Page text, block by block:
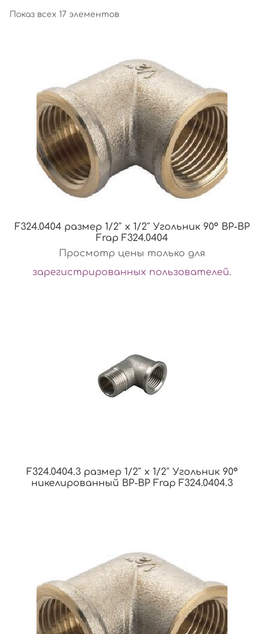
Показ всех 17 элементов
F324.0404 размер 1/2″ x 1/2″ Угольник 90° ВР-ВР
Frap F324.0404
Просмотр цены только для
зарегистрированных пользователей.
F324.0404.3 размер 1/2″ x 1/2″ Угольник 90°
никелированный ВР-ВР Frap F324.0404.3